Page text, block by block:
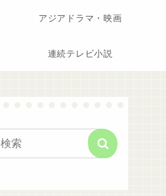
アジアドラマ・映画
連続テレビ小説